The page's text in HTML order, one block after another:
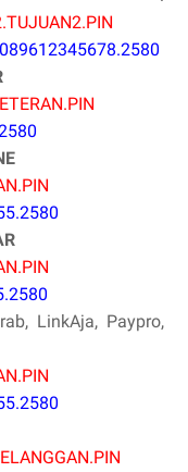
LinkAja, Paypro,